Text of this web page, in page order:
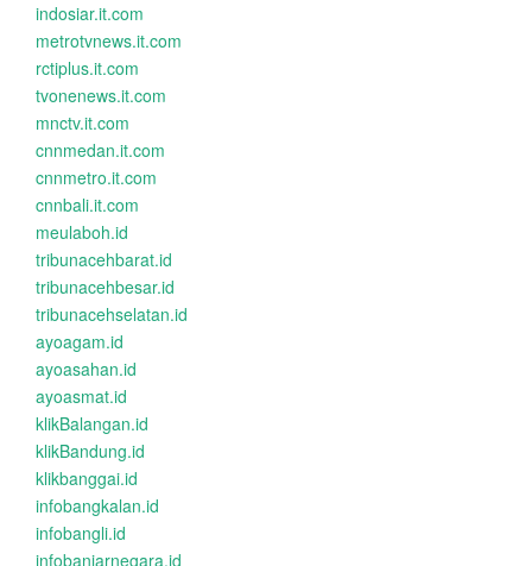
indosiar.it.com
metrotvnews.it.com
rctiplus.it.com
tvonenews.it.com
mnctv.it.com
cnnmedan.it.com
cnnmetro.it.com
cnnbali.it.com
meulaboh.id
tribunacehbarat.id
tribunacehbesar.id
tribunacehselatan.id
ayoagam.id
ayoasahan.id
ayoasmat.id
klikBalangan.id
klikBandung.id
klikbanggai.id
infobangkalan.id
infobangli.id
infobanjarnegara.id